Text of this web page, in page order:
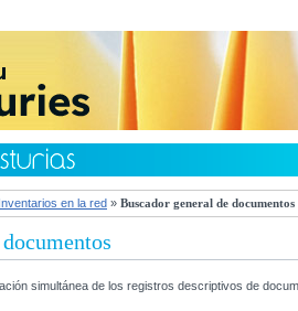
Inventarios en la red » Buscador general de documentos
simultánea de los registros descriptivos de